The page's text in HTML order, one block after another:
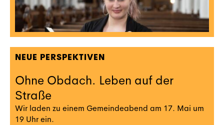
NEUE PERSPEKTIVEN
Ohne Obdach. Leben auf der
Straße
Wir laden zu einem Gemeindeabend am 17. Mai um
19 Uhr ein.